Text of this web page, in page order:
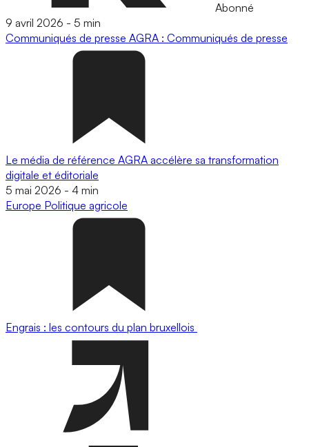
Abonné
9 avril 2026 - 5 min
Communiqués de presse AGRA : Communiqués de presse
Le média de référence AGRA accélère sa transformation
digitale et éditoriale
5 mai 2026 - 4 min
Europe Politique agricole
Engrais : les contours du plan bruxellois